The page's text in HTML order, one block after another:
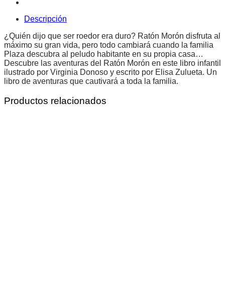
Descripción
¿Quién dijo que ser roedor era duro? Ratón Morón disfruta al
máximo su gran vida, pero todo cambiará cuando la familia
Plaza descubra al peludo habitante en su propia casa…
Descubre las aventuras del Ratón Morón en este libro infantil
ilustrado por Virginia Donoso y escrito por Elisa Zulueta. Un
libro de aventuras que cautivará a toda la familia.
Productos relacionados